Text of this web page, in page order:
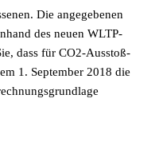
Die angegebenen
des neuen WLTP-
dass für CO2-Ausstoß-
1. September 2018 die